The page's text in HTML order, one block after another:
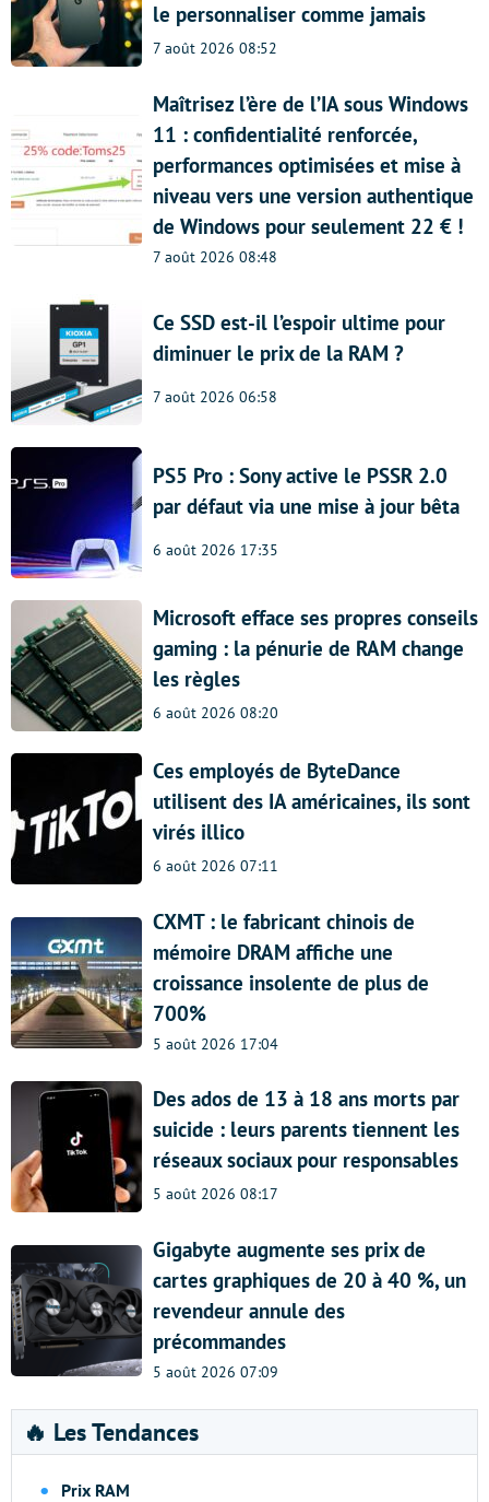
le personnaliser comme jamais
7 août 2026 08:52
Maîtrisez l’ère de l’IA sous Windows
11 : confidentialité renforcée,
performances optimisées et mise à
niveau vers une version authentique
de Windows pour seulement 22 € !
7 août 2026 08:48
Ce SSD est-il l’espoir ultime pour
diminuer le prix de la RAM ?
7 août 2026 06:58
PS5 Pro : Sony active le PSSR 2.0
par défaut via une mise à jour bêta
6 août 2026 17:35
Microsoft efface ses propres conseils
gaming : la pénurie de RAM change
les règles
6 août 2026 08:20
Ces employés de ByteDance
utilisent des IA américaines, ils sont
virés illico
6 août 2026 07:11
CXMT : le fabricant chinois de
mémoire DRAM affiche une
croissance insolente de plus de
700%
5 août 2026 17:04
Des ados de 13 à 18 ans morts par
suicide : leurs parents tiennent les
réseaux sociaux pour responsables
5 août 2026 08:17
Gigabyte augmente ses prix de
cartes graphiques de 20 à 40 %, un
revendeur annule des
précommandes
5 août 2026 07:09
🔥 Les Tendances
Prix RAM